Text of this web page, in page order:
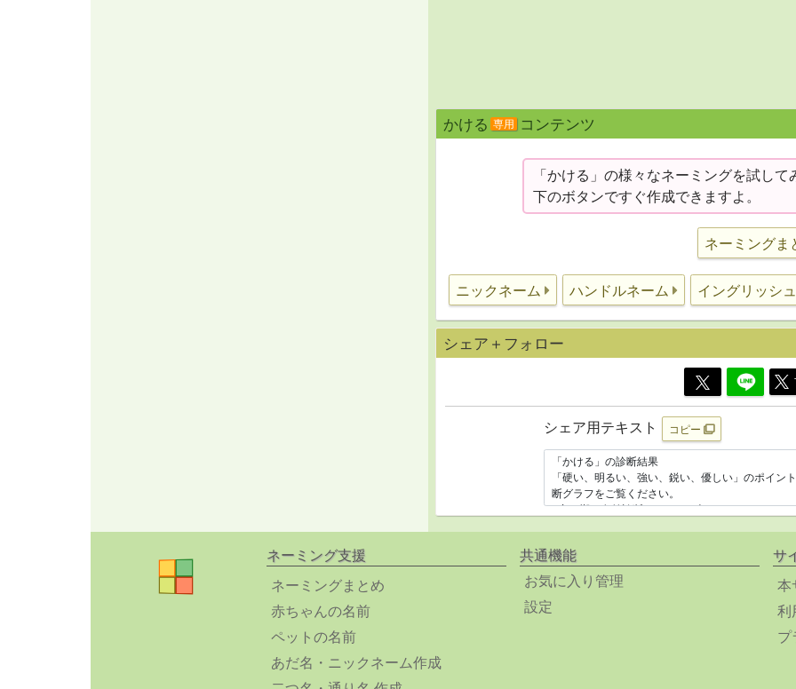
かける 専用 コンテンツ
「かける」の様々なネーミングを試して
下のボタンですぐ作成できますよ。
ネーミングま
ニックネーム ハンドルネーム イングリッシ
シェア＋フォロー
シェア用テキスト コピー
ネーミング支援
ネーミングまとめ
赤ちゃんの名前
ペットの名前
あだ名・ニックネーム作成
共通機能
お気に入り管理
設定
サ
本
利
プ